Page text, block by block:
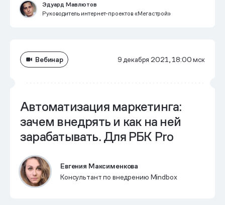
Эдуард Мавлютов
Руководитель интернет-проектов «Мегастрой»
Вебинар 9 декабря 2021, 18:00 мск
Автоматизация маркетинга:
зачем внедрять и как на ней
зарабатывать. Для РБК Pro
Евгения Максименкова
Консультант по внедрению Mindbox